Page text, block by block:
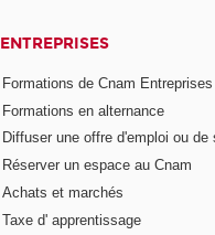
ENTREPRISES
Formations de Cnam Entreprises
Formations en alternance
Diffuser une offre d'emploi ou de
Réserver un espace au Cnam
Achats et marchés
Taxe d' apprentissage